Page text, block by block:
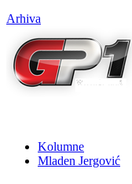
Arhiva
Kolumne
Mladen Jergović